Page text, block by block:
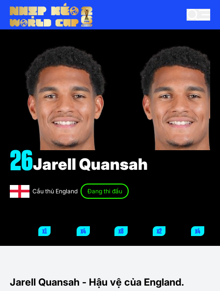
Cầu thủ England Đang thi đấu
26Jarell Quansah
x1 x4 x8 x2 x4
Jarell Quansah - Hậu vệ của England.